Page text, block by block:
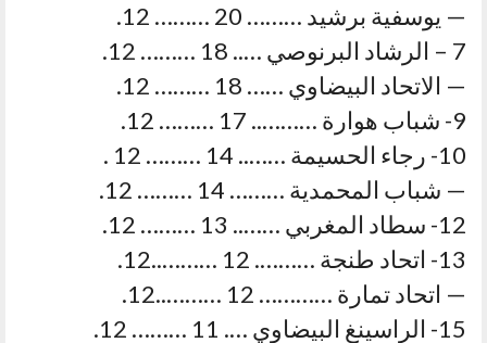
— يوسفية برشيد ……… 20 ……… 12.
7 – الرشاد البرنوصي ….. 18 ……… 12.
— الاتحاد البيضاوي …… 18 ……… 12.
9- شباب هوارة ……….. 17 ……… 12.
10- رجاء الحسيمة …….. 14 ……… 12 .
— شباب المحمدية ……… 14 ……… 12.
12- سطاد المغربي …….. 13 ……… 12.
13- اتحاد طنجة ………. 12 ………..12.
— اتحاد تمارة ………… 12 ………..12.
15- الراسينغ البيضاوي …. 11 ……… 12.